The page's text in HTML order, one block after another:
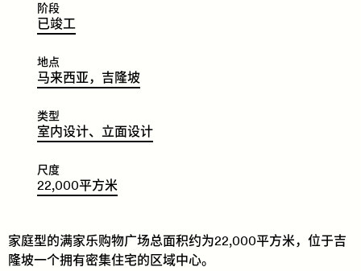
阶段
​​​​已竣工
地点
​​​​马来西亚， 吉隆坡
类型
​​​​室内设计、 立面设计
尺度
22,000平方米
家庭型的满家乐购物广场总面积约为22,000平方米，位于吉
隆坡一个拥有密集住宅的区域中心。